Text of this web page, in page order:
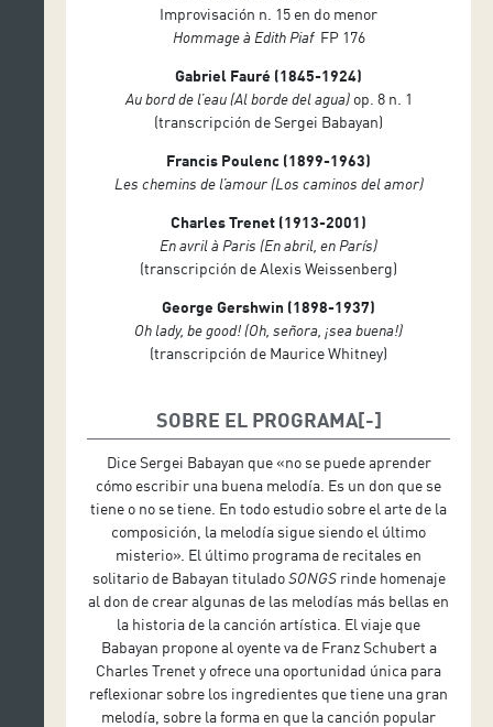
Improvisación n. 15 en do menor
Hommage à Edith Piaf FP 176
Gabriel Fauré (1845-1924)
Au bord de l’eau (Al borde del agua)op. 8 n. 1
(transcripción de Sergei Babayan)
Francis Poulenc (1899-1963)
Les chemins de l’amour (Los caminos del amor)
Charles Trenet (1913-2001)
En avril à Paris (En abril, en París)
(transcripción de Alexis Weissenberg)
George Gershwin (1898-1937)
Oh lady, be good!(Oh, señora, ¡sea buena!)
(transcripción de Maurice Whitney)
SOBRE EL PROGRAMA
Dice Sergei Babayan que «no se puede aprender
cómo escribir una buena melodía. Es un don que se
tiene o no se tiene. En todo estudio sobre el arte de la
composición, la melodía sigue siendo el último
misterio». El último programa de recitales en
solitario de Babayan tituladoSONGSrinde homenaje
al don de crear algunas de las melodías más bellas en
la historia de la canción artística. El viaje que
Babayan propone al oyente va de Franz Schubert a
Charles Trenet y ofrece una oportunidad única para
reflexionar sobre los ingredientes que tiene una gran
melodía, sobre la forma en que la canción popular